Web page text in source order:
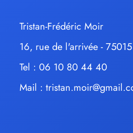
Tristan-Frédéric Moir
16, rue de l'arrivée -
Tel : 06 10 80 44 40
Mail :